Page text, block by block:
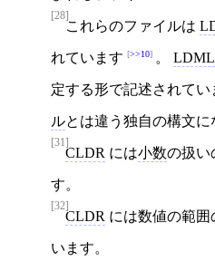
[28]
これらのファイルは
れています >>10 。 LDML
定する形で記述されてい
ルとは違う独自の構文に
[31]
CLDR には小数の扱い
す。
[32]
CLDR には数値の範
います。